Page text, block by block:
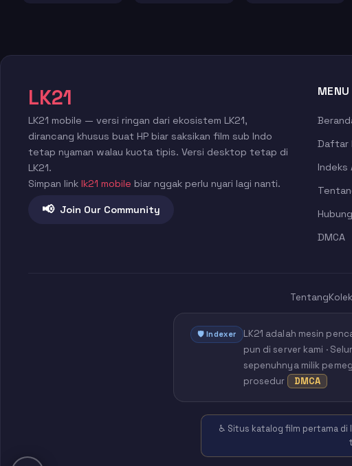
LK21
LK21 mobile — versi ringan dari ekosistem LK21,
dirancang khusus buat HP biar saksikan film sub Indo
tetap nyaman walau kuota tipis. Versi desktop tetap di
LK21.
Simpan link lk21 mobile biar nggak perlu nyari lagi nanti.
📢 Join Our Community
MENU
Daftar
Indeks
DMCA
Tentang
🛡️ Indexer LK21 adalah mesin
pun di server kami ·
sepenuhnya milik
prosedur
DMCA
♿ Situs katalog film pertama di